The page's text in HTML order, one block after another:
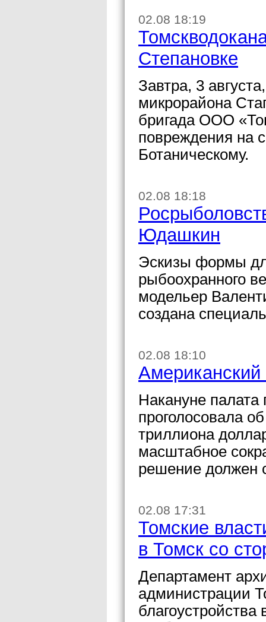
02.08 18:19
Степановке
Завтра, 3
микрорайона
бригада ООО
повреждения на
Ботаническому.
02.08 18:18
Юдашкин
Эскизы формы
рыбоохранного
модельер
создана
02.08 18:10
Американский
Накануне
проголосовала
триллиона
масштабное
решение должен
02.08 17:31
Томские
в Томск со
Департамент
администрации